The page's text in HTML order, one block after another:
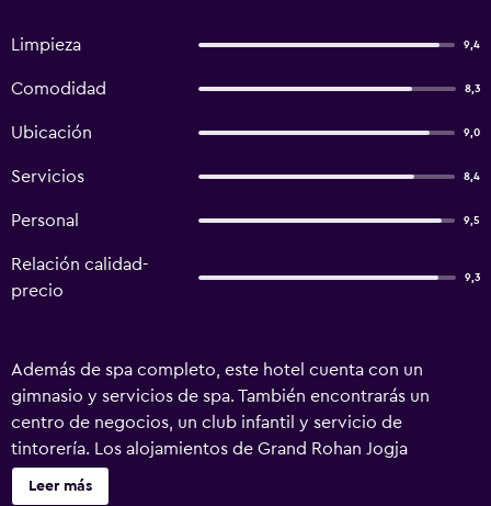
Limpieza 9,4
Comodidad 8,3
Ubicación 9,0
Servicios 8,4
Personal 9,5
Relación calidad-
precio
9,3
Además de spa completo, este hotel cuenta con un
gimnasio y servicios de spa. También encontrarás un
centro de negocios, un club infantil y servicio de
tintorería. Los alojamientos de Grand Rohan Jogja
disponen de aire acondicionado. Se ofrece servicio de
limpieza todos los días. Los servicios de ocio y
Leer más